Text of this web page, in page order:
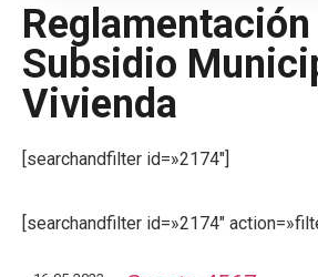
Reglamentación
Subsidio
Vivienda
[searchandfilter id=»2174″]
[searchandfilter id=»2174″